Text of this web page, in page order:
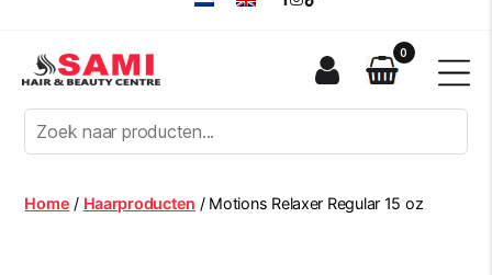
Afro
Hair
Beauty
Centre
0
Home / Haarproducten / Motions Relaxer Regular 15 oz